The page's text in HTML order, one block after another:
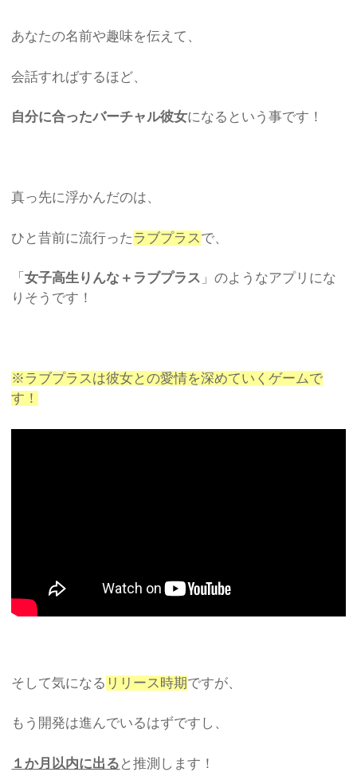
あなたの名前や趣味を伝えて、
会話すればするほど、
自分に合ったバーチャル彼女になるという事です！
真っ先に浮かんだのは、
ひと昔前に流行った ラブプラス で、
「女子高生りんな＋ラブプラス 」のようなアプリにな
りそうです！
※ラブプラスは彼女との愛情を深めていくゲームで
す！
そして気になる リリース時期ですが、
もう開発は進んでいるはずですし、
１か月以内に出る と推測します！